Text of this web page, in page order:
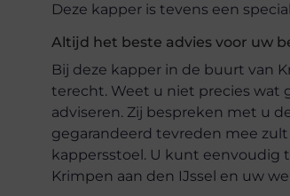
Deze kapper is tevens een
Altijd het beste advies voor uw
Bij deze kapper in de buurt van
terecht. Weet u niet precies wat
adviseren. Zij bespreken met u
gegarandeerd tevreden mee
kappersstoel. U kunt eenvoudig
Krimpen aan den IJssel en uw